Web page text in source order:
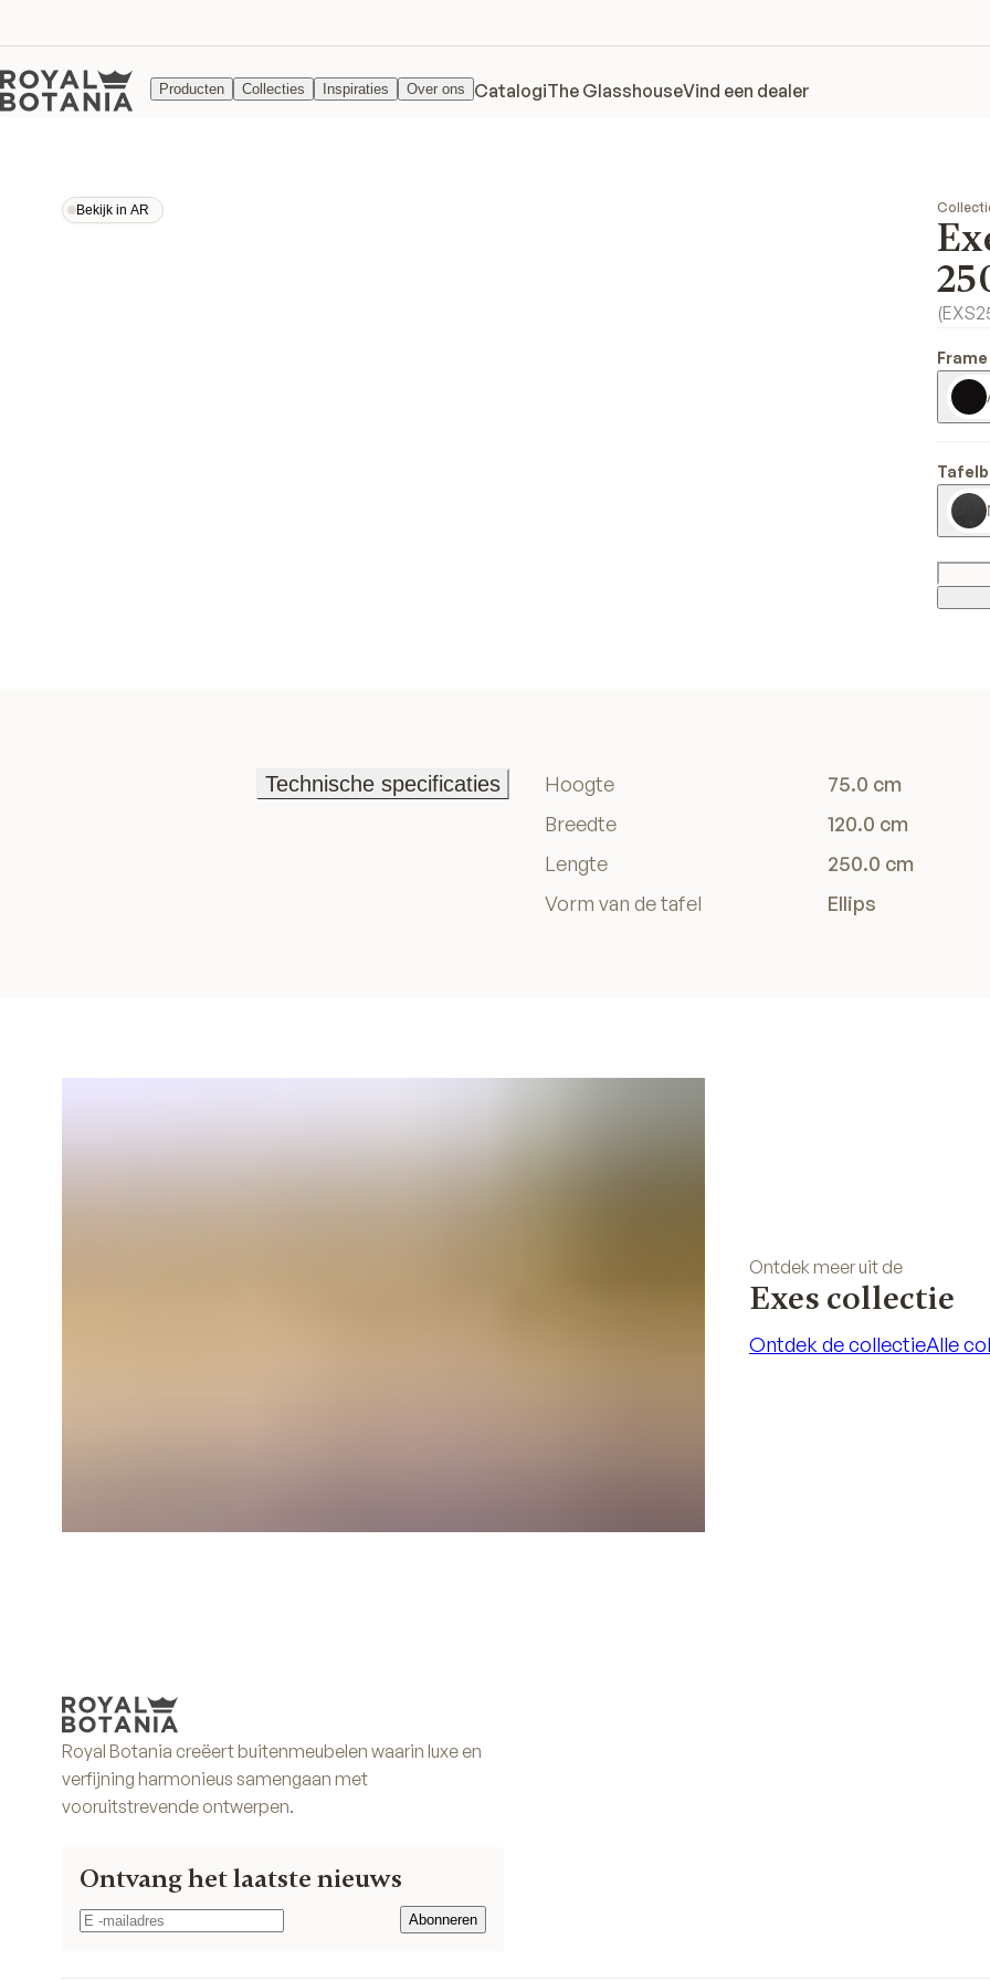
Producten Collecties Inspiraties Over ons CatalogiThe GlasshouseVind een dealer
Bekijk in AR
Bekijk in AR
(
Technische specificaties
Hoogte
75.0 cm
Breedte
120.0 cm
Lengte
250.0 cm
Vorm van de tafel
Ellips
Ontdek meer uit de
Exes collectie
Ontdek de collectieAlle
Royal Botania creëert buitenmeubelen waarin luxe en
verfijning harmonieus samengaan met
vooruitstrevende ontwerpen.
Ontvang het laatste nieuws
Abonneren
Abonneren